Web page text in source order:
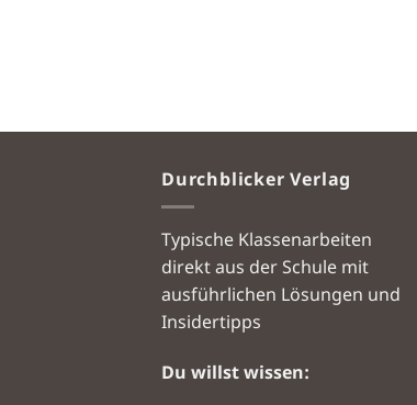
Durchblicker Verlag
Typische Klassenarbeiten
direkt aus der Schule mit
ausführlichen Lösungen und
Insidertipps
Du willst wissen: